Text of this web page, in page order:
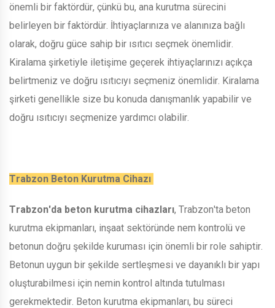
önemli bir faktördür, çünkü bu, ana kurutma sürecini
belirleyen bir faktördür. İhtiyaçlarınıza ve alanınıza bağlı
olarak, doğru güce sahip bir ısıtıcı seçmek önemlidir.
Kiralama şirketiyle iletişime geçerek ihtiyaçlarınızı açıkça
belirtmeniz ve doğru ısıtıcıyı seçmeniz önemlidir. Kiralama
şirketi genellikle size bu konuda danışmanlık yapabilir ve
doğru ısıtıcıyı seçmenize yardımcı olabilir.
Trabzon Beton Kurutma Cihazı
Trabzon'da beton kurutma cihazları, Trabzon'ta beton
kurutma ekipmanları, inşaat sektöründe nem kontrolü ve
betonun doğru şekilde kuruması için önemli bir role sahiptir.
Betonun uygun bir şekilde sertleşmesi ve dayanıklı bir yapı
oluşturabilmesi için nemin kontrol altında tutulması
gerekmektedir. Beton kurutma ekipmanları, bu süreci